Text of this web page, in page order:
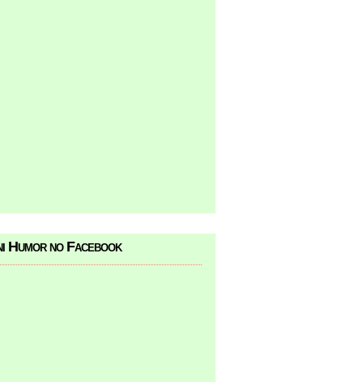
Humor no Facebook